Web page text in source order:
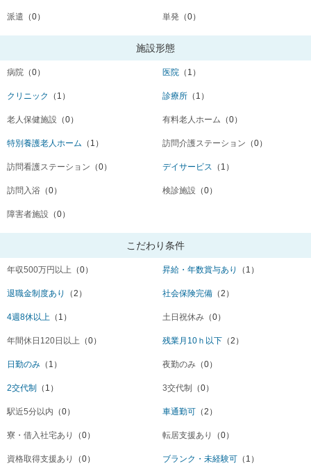
派遣 （0） 単発 （0）
施設形態
病院 （0） 医院 （1）
クリニック （1） 診療所 （1）
老人保健施設 （0） 有料老人ホーム （0）
特別養護老人ホーム （1） 訪問介護ステーション （0）
訪問看護ステーション （0） デイサービス （1）
訪問入浴 （0） 検診施設 （0）
障害者施設 （0）
こだわり条件
年収500万円以上 （0） 昇給・年数賞与あり （1）
退職金制度あり （2） 社会保険完備 （2）
4週8休以上 （1） 土日祝休み （0）
年間休日120日以上 （0） 残業月10ｈ以下 （2）
日勤のみ （1） 夜勤のみ （0）
2交代制 （1） 3交代制 （0）
駅近5分以内 （0） 車通勤可 （2）
寮・借入社宅あり （0） 転居支援あり （0）
資格取得支援あり （0） ブランク・未経験可 （1）